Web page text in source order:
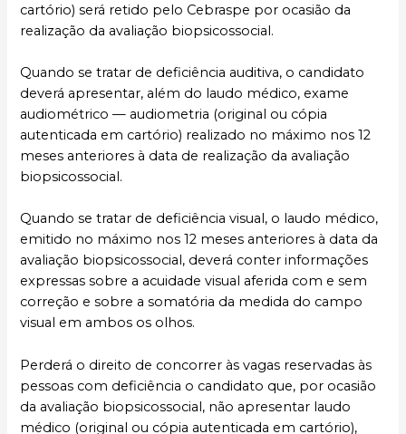
cartório) será retido pelo Cebraspe por ocasião da
realização da avaliação biopsicossocial.
Quando se tratar de deficiência auditiva, o candidato
deverá apresentar, além do laudo médico, exame
audiométrico — audiometria (original ou cópia
autenticada em cartório) realizado no máximo nos 12
meses anteriores à data de realização da avaliação
biopsicossocial.
Quando se tratar de deficiência visual, o laudo médico,
emitido no máximo nos 12 meses anteriores à data da
avaliação biopsicossocial, deverá conter informações
expressas sobre a acuidade visual aferida com e sem
correção e sobre a somatória da medida do campo
visual em ambos os olhos.
Perderá o direito de concorrer às vagas reservadas às
pessoas com deficiência o candidato que, por ocasião
da avaliação biopsicossocial, não apresentar laudo
médico (original ou cópia autenticada em cartório),